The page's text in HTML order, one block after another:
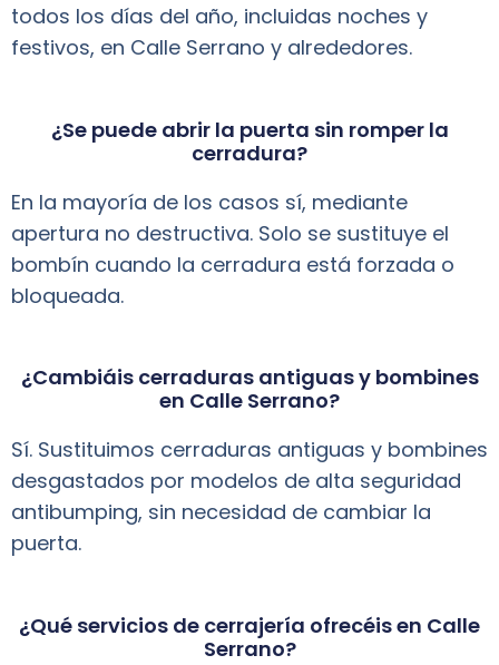
todos los días del año, incluidas noches y
festivos, en Calle Serrano y alrededores.
¿Se puede abrir la puerta sin romper la
cerradura?
En la mayoría de los casos sí, mediante
apertura no destructiva. Solo se sustituye el
bombín cuando la cerradura está forzada o
bloqueada.
¿Cambiáis cerraduras antiguas y bombines
en Calle Serrano?
Sí. Sustituimos cerraduras antiguas y bombines
desgastados por modelos de alta seguridad
antibumping, sin necesidad de cambiar la
puerta.
¿Qué servicios de cerrajería ofrecéis en Calle
Serrano?